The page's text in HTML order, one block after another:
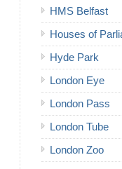
HMS Belfast
Houses of
Hyde Park
London Eye
London Pass
London Tube
London Zoo